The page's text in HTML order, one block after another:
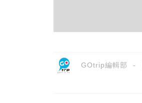
GOtrip編輯部